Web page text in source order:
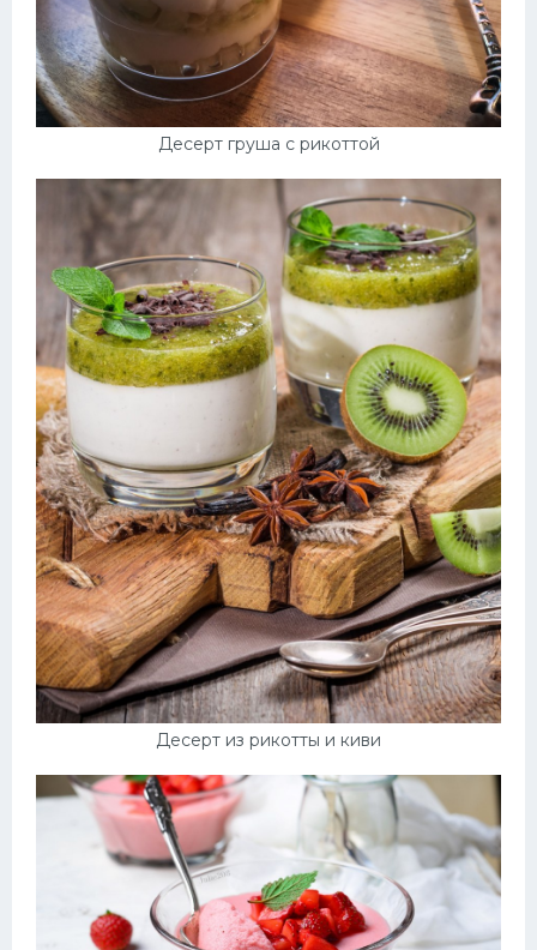
Десерт груша с рикоттой
Десерт из рикотты и киви